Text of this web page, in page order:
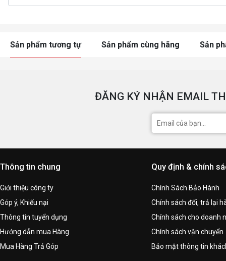
Sản phẩm tương tự Sản phẩm cùng hãng Sản
ĐĂNG KÝ NHẬN EMAIL
Thông tin chung
Giới thiệu công ty
Góp ý, Khiếu nại
Thông tin tuyển dụng
Hướng dẫn mua Hàng
Mua Hàng Trả Góp
Quy định & chính
Chính Sách Bảo Hành
Chính sách đổi, trả lại
Chính sách cho doanh
Chính sách vận chuyển
Bảo mật thông tin